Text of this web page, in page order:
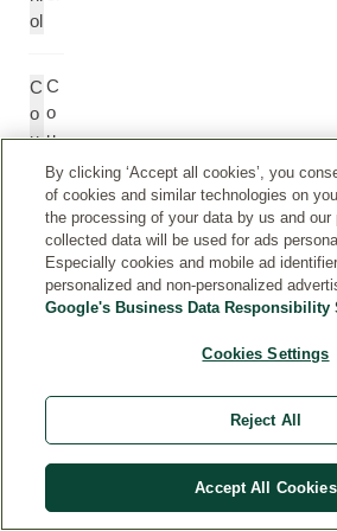
ol
C
o
u
C
o
u
m
ar
in
By clicking ‘Accept all cookies’, you
of cookies and similar technologies on
the processing of your data by us and our
collected data will be used for ads
Especially cookies and mobile ad
personalized and non-personalized
Google's Business Data Responsibility
Cookies Settings
Reject All
Accept All Cookies